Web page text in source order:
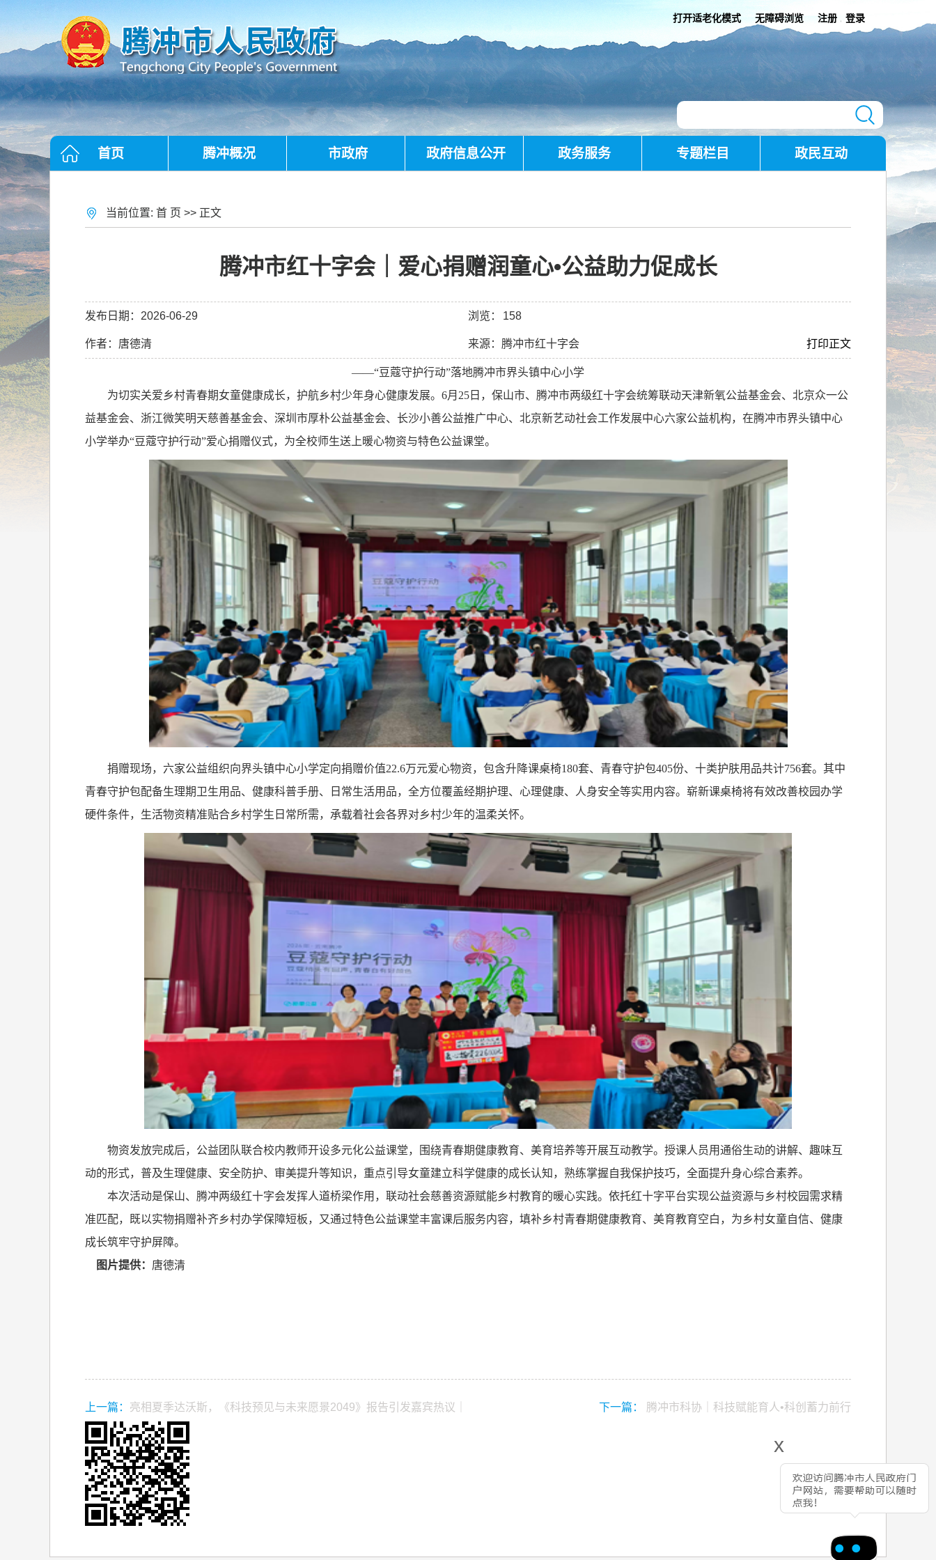
打开适老化模式 无障碍浏览 注册 登录
x
首页 腾冲概况 市政府 政府信息公开 政务服务 专题栏目 政民互动
当前位置: 首 页 >> 正文
腾冲市红十字会｜爱心捐赠润童心•公益助力促成长
发布日期：2026-06-29 158
浏览：
作者：唐德清 来源：腾冲市红十字会 打印正文
——“豆蔻守护行动”落地腾冲市界头镇中心小学
为切实关爱乡村青春期女童健康成长，护航乡村少年身心健康发展。 6月 25 日，保山市、腾冲市两级红十字会统筹联动天津新氧公益基金会、北京众一公
益基金会、浙江微笑明天慈善基金会、深圳市厚朴公益基金会、长沙小善公益推广中心、北京新艺动社会工作发展中心六家公益机构，在腾冲市界头镇中心
小学举办“豆蔻守护行动”爱心捐赠仪式，为全校师生送上暖心物资与特色公益课堂。
捐赠现场，六家公益组织向界头镇中心小学定向捐赠价值22.6万元爱心物资，包含升降课桌椅180套、青春守护包405份、十类护肤用品共计756套。其中
青春守护包配备生理期卫生用品、健康科普手册、日常生活用品，全方位覆盖经期护理、心理健康、人身安全等实用内容。崭新课桌椅将有效改善校园办学
硬件条件，生活物资精准贴合乡村学生日常所需，承载着社会各界对乡村少年的温柔关怀。
物资发放完成后，公益团队联合校内教师开设多元化公益课堂，围绕青春期健康教育、美育培养等开展互动教学。授课人员用通俗生动的讲解、趣味互
动的形式，普及生理健康、安全防护、审美提升等知识，重点引导女童建立科学健康的成长认知，熟练掌握自我保护技巧，全面提升身心综合素养。
本次活动是保山、腾冲两级红十字会发挥人道桥梁作用，联动社会慈善资源赋能乡村教育的暖心实践。依托红十字平台实现公益资源与乡村校园需求精
准匹配，既以实物捐赠补齐乡村办学保障短板，又通过特色公益课堂丰富课后服务内容，填补乡村青春期健康教育、美育教育空白，为乡村女童自信、健康
成长筑牢守护屏障。
图片提供： 唐德清
上一篇： 亮相夏季达沃斯，《科技预见与未来愿景2049》报告引发嘉宾热议｜
附下载链接
下一篇： 腾冲市科协｜科技赋能育人•科创蓄力前行